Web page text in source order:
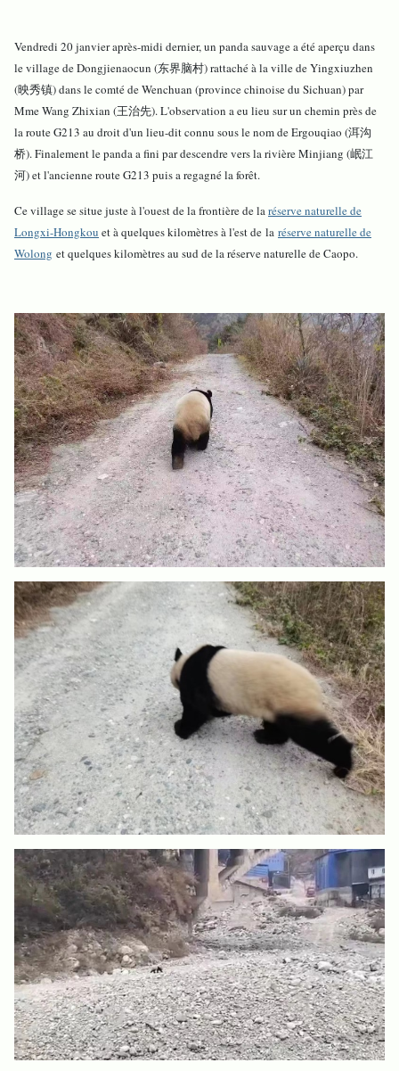
Vendredi 20 janvier après-midi dernier, un panda sauvage a été aperçu dans
le village de Dongjienaocun (东界脑村) rattaché à la ville de Yingxiuzhen
(映秀镇) dans le comté de Wenchuan (province chinoise du Sichuan) par
Mme Wang Zhixian (王治先). L'observation a eu lieu sur un chemin près de
la route G213 au droit d'un lieu-dit connu sous le nom de Ergouqiao (洱沟
桥). Finalement le panda a fini par descendre vers la rivière Minjiang (岷江
河) et l'ancienne route G213 puis a regagné la forêt.
Ce village se situe juste à l'ouest de la frontière de laréserve naturelle de
Longxi-Hongkou et à quelques kilomètres à l'est de la réserve naturelle de
Wolong et quelques kilomètres au sud de la réserve naturelle de Caopo.